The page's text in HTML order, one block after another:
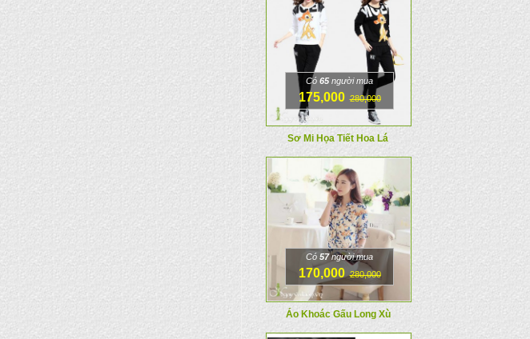
Có 65 người mua
175,000 280,000
Có 57người mua
170,000 280,000
Sơ Mi Họa Tiết Hoa Lá
Áo Khoác Gấu Long Xù